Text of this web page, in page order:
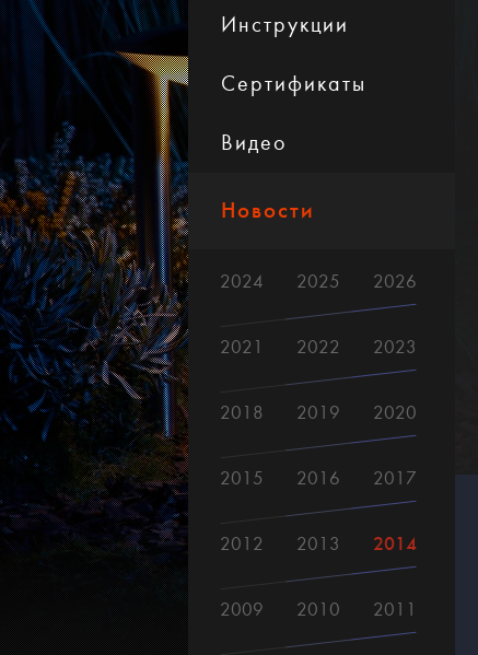
Инструкции
Сертификаты
Видео
Новости
2026
2025
2024
2023
2022
2021
2020
2019
2018
2017
2016
2015
2014
2013
2012
2011
2010
2009